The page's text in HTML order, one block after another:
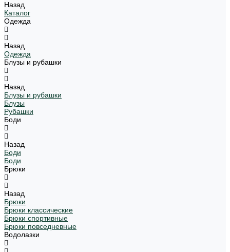
Назад
Каталог
Одежда
Назад
Одежда
Блузы и рубашки
Назад
Блузы и рубашки
Блузы
Рубашки
Боди
Назад
Боди
Боди
Брюки
Назад
Брюки
Брюки классические
Брюки спортивные
Брюки повседневные
Водолазки